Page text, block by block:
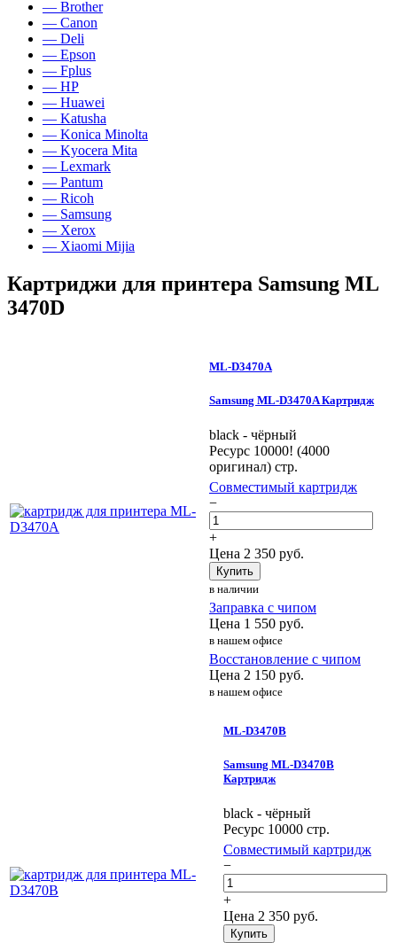
— Brother
— Canon
— Deli
— Epson
— Fplus
— HP
— Huawei
— Katusha
— Konica Minolta
— Kyocera Mita
— Lexmark
— Pantum
— Ricoh
— Samsung
— Xerox
— Xiaomi Mijia
Картриджи для принтера Samsung ML
3470D
ML-D3470A
Samsung ML-D3470A Картридж
black - чёрный
Ресурс 10000! (4000
оригинал) стр.
Совместимый картридж
−
+
Цена 2 350 руб.
Купить
в наличии
Заправка с чипом
Цена 1 550 руб.
в нашем офисе
Восстановление с чипом
Цена 2 150 руб.
в нашем офисе
ML-D3470B
Samsung ML-D3470B
Картридж
black - чёрный
Ресурс 10000 стр.
Совместимый картридж
−
+
Цена 2 350 руб.
Купить